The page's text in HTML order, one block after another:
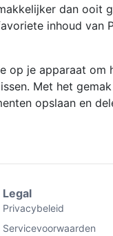
dan ooit
inhoud van
op je apparaat
Met het
opslaan en
Legal
Privacybeleid
Servicevoorwaarden